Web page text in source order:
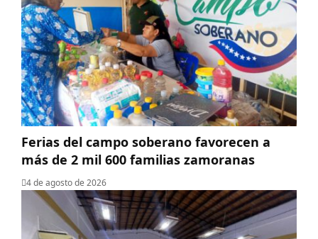
Ferias del campo soberano favorecen a
más de 2 mil 600 familias zamoranas
4 de agosto de 2026